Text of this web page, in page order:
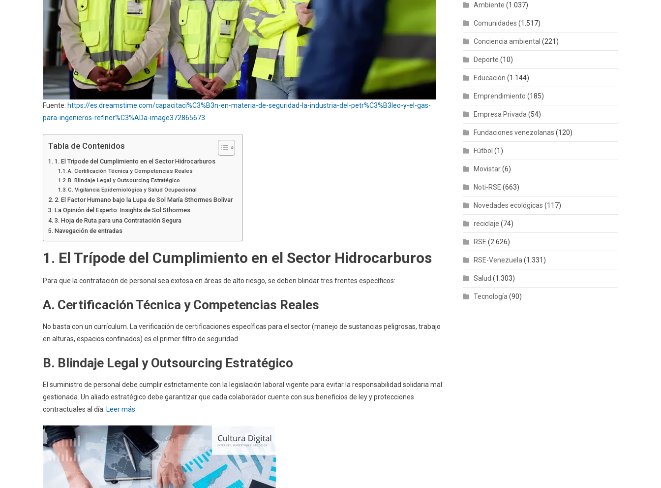
Fuente: https://es.dreamstime.com/capacitaci%C3%B3n-en-materia-de-seguridad-la-industria-del-petr%C3%B3leo-y-el-gas-
para-ingenieros-refiner%C3%ADa-image372865673
Tabla de Contenidos
1. El Trípode del Cumplimiento en el Sector Hidrocarburos
A. Certificación Técnica y Competencias Reales
B. Blindaje Legal y Outsourcing Estratégico
C. Vigilancia Epidemiológica y Salud Ocupacional
2. El Factor Humano bajo la Lupa de Sol María Sthormes Bolívar
La Opinión del Experto: Insights de Sol Sthormes
3. Hoja de Ruta para una Contratación Segura
Navegación de entradas
1. El Trípode del Cumplimiento en el Sector Hidrocarburos
Para que la contratación de personal sea exitosa en áreas de alto riesgo, se deben blindar tres frentes específicos:
A. Certificación Técnica y Competencias Reales
No basta con un currículum. La verificación de certificaciones específicas para el sector (manejo de sustancias peligrosas, trabajo
en alturas, espacios confinados) es el primer filtro de seguridad.
B. Blindaje Legal y Outsourcing Estratégico
El suministro de personal debe cumplir estrictamente con la legislación laboral vigente para evitar la responsabilidad solidaria mal
gestionada. Un aliado estratégico debe garantizar que cada colaborador cuente con sus beneficios de ley y protecciones
contractuales al día. Leer más
Ambiente (1.037)
Comunidades (1.517)
Conciencia ambiental (221)
Deporte (10)
Educación (1.144)
Emprendimiento (185)
Empresa Privada (54)
Fundaciones venezolanas (120)
Fútbol (1)
Movistar(6)
Noti-RSE (663)
Novedades ecológicas (117)
reciclaje (74)
RSE (2.626)
RSE-Venezuela (1.331)
Salud (1.303)
Tecnología (90)